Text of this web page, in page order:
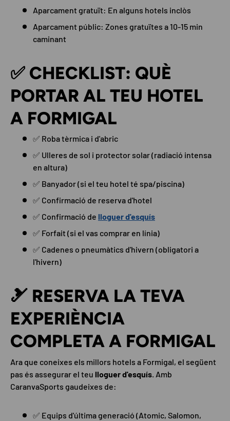
Aparcament gratuït: En alguns hotels inclòs
Aparcament públic: Zones gratuïtes a 10-15 min
caminant
✅ CHECKLIST: QUÈ
PORTAR AL TEU HOTEL
A FORMIGAL
✅ Roba tèrmica i d'abric
✅ Ulleres de sol i protector solar (radiació intensa
en altura)
✅ Banyador (si el teu hotel té spa/piscina)
✅ Confirmació de reserva d'hotel
✅ Confirmació de lloguer d'esquís
✅ Forfait (si el vas comprar en línia)
✅ Cadenes o pneumàtics d'hivern (obligatori a
l'hivern)
🎿 RESERVA LA TEVA
EXPERIÈNCIA
COMPLETA A FORMIGAL
Ara que coneixes els millors hotels a Formigal, el següent
pas és assegurar el teu lloguer d'esquís. Amb
CaranvaSports gaudeixes de:
✅ Equips d'última generació (Atomic, Salomon,